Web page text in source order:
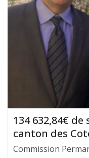
Bonne [ … ]
134 632,84€
canton des
Commission